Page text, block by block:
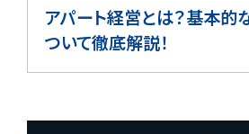
アパート経営とは？基本的
ついて徹底解説！